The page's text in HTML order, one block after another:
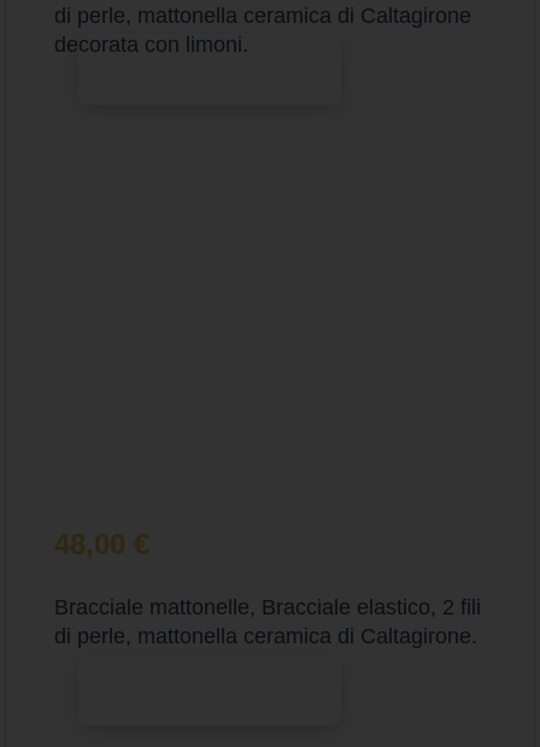
di perle, mattonella ceramica di Caltagirone
decorata con limoni.
48,00 €
Bracciale mattonelle, Bracciale elastico, 2 fili
di perle, mattonella ceramica di Caltagirone.